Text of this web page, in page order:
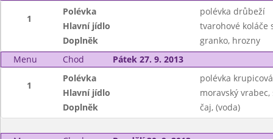
1
Polévka
polévka drůbeží
Hlavní jídlo
tvarohové koláče
Doplněk
granko, hrozny
Menu
Chod Pátek 27. 9. 2013
1
Polévka
polévka
Hlavní jídlo
moravský
Doplněk
čaj, (voda)